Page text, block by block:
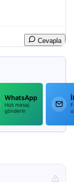
Cevapla
WhatsApp
Hızlı mesaj
gönderin